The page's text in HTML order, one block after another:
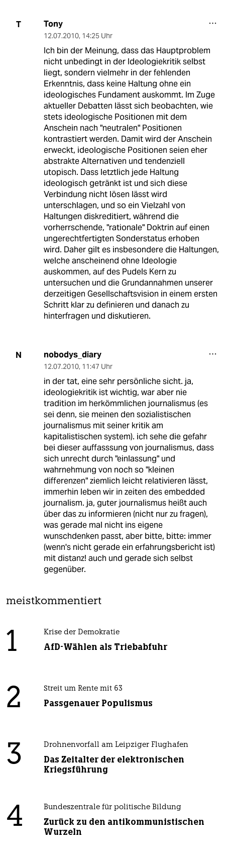
T Tony
12.07.2010, 14:25 Uhr
Ich bin der Meinung, dass das Hauptproblem
nicht unbedingt in der Ideologiekritik selbst
liegt, sondern vielmehr in der fehlenden
Erkenntnis, dass keine Haltung ohne ein
ideologisches Fundament auskommt. Im Zuge
aktueller Debatten lässt sich beobachten, wie
stets ideologische Positionen mit dem
Anschein nach "neutralen" Positionen
kontrastiert werden. Damit wird der Anschein
erweckt, ideologische Positionen seien eher
abstrakte Alternativen und tendenziell
utopisch. Dass letztlich jede Haltung
ideologisch getränkt ist und sich diese
Verbindung nicht lösen lässt wird
unterschlagen, und so ein Vielzahl von
Haltungen diskreditiert, während die
vorherrschende, "rationale" Doktrin auf einen
ungerechtfertigten Sonderstatus erhoben
wird. Daher gilt es insbesondere die Haltungen,
welche anscheinend ohne Ideologie
auskommen, auf des Pudels Kern zu
untersuchen und die Grundannahmen unserer
derzeitigen Gesellschaftsvision in einem ersten
Schritt klar zu definieren und danach zu
hinterfragen und diskutieren.
N nobodys_diary
12.07.2010, 11:47 Uhr
in der tat, eine sehr persönliche sicht. ja,
ideologiekritik ist wichtig, war aber nie
tradition im herkömmlichen journalismus (es
sei denn, sie meinen den sozialistischen
journalismus mit seiner kritik am
kapitalistischen system). ich sehe die gefahr
bei dieser auffasssung von journalismus, dass
sich unrecht durch "einlassung" und
wahrnehmung von noch so "kleinen
differenzen" ziemlich leicht relativieren lässt,
immerhin leben wir in zeiten des embedded
journalism. ja, guter journalismus heißt auch
über das zu informieren (nicht nur zu fragen),
was gerade mal nicht ins eigene
wunschdenken passt, aber bitte, bitte: immer
(wenn's nicht gerade ein erfahrungsbericht ist)
mit distanz! auch und gerade sich selbst
gegenüber.
meistkommentiert
1 Krise der Demokratie
AfD-Wählen als Triebabfuhr
2 Streit um Rente mit 63
Passgenauer Populismus
3 Drohnenvorfall am Leipziger Flughafen
Das Zeitalter der elektronischen
Kriegsführung
4 Bundeszentrale für politische Bildung
Zurück zu den antikommunistischen
Wurzeln